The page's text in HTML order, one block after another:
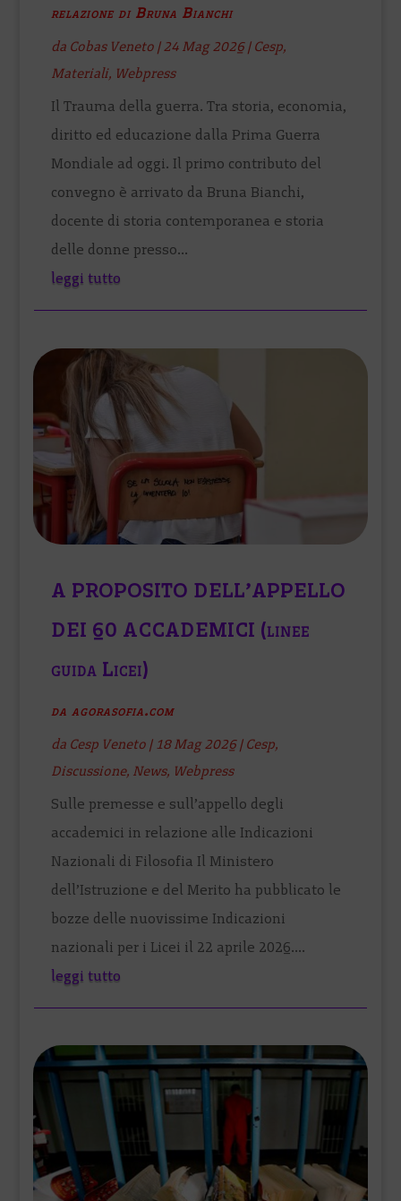
relazione di Bruna Bianchi
da Cobas Veneto |24 Mag 2026| Cesp,
Materiali, Webpress
Il Trauma della guerra. Tra storia, economia,
diritto ed educazione dalla Prima Guerra
Mondiale ad oggi. Il primo contributo del
convegno è arrivato da Bruna Bianchi,
docente di storia contemporanea e storia
delle donne presso...
leggi tutto
A PROPOSITO DELL’APPELLO
DEI 60 ACCADEMICI (linee
guida Licei)
da agorasofia.com
da Cesp Veneto | 18 Mag 2026| Cesp,
Discussione, News, Webpress
Sulle premesse e sull’appello degli
accademici in relazione alle Indicazioni
Nazionali di Filosofia Il Ministero
dell’Istruzione e del Merito ha pubblicato le
bozze delle nuovissime Indicazioni
nazionali per i Licei il 22 aprile 2026....
leggi tutto